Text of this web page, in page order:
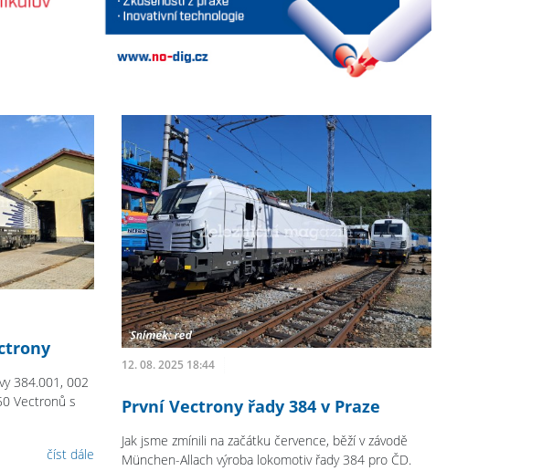
384.001, 002
Vectronů s
číst dále
12. 08. 2025 18:44
První Vectrony řady 384 v Praze
Jak jsme zmínili na začátku července, běží v závodě
München-Allach výroba lokomotiv řady 384 pro ČD.